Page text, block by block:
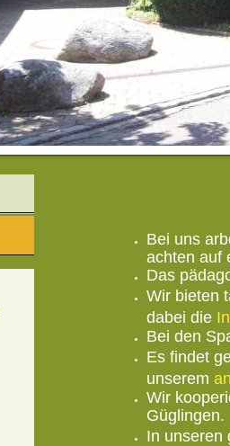
Bei uns
achten auf
Das
Wir bieten
dabei die
Bei den
Es findet
unserem
Wir
Güglingen.
In unseren